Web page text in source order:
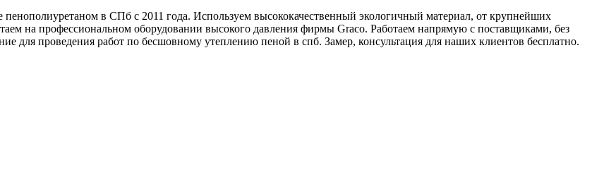
в СПб с 2011 года. Используем высококачественный экологичный материал, от крупнейших
на профессиональном оборудовании высокого давления фирмы Graco. Работаем напрямую с поставщиками, без
для проведения работ по бесшовному утеплению пеной в спб. Замер, консультация для наших клиентов бесплатно.